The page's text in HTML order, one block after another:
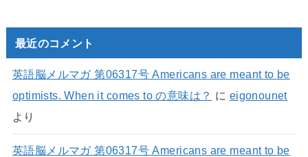
最近のコメント
英語脳メルマガ 第06317号 Americans are meant to be
optimists. When it comes to の意味は？ に eigonounet
より
英語脳メルマガ 第06317号 Americans are meant to be